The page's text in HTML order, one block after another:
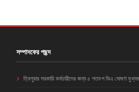
সম্পাদকের পছন্দ
ত্রিপুরার সরকারি কর্মচারীদের জন্য ৫ শতাংশ ডিএ ঘোষণা